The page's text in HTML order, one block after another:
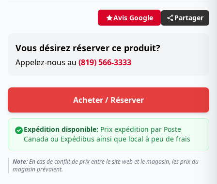
Avis Google Partager
Vous désirez réserver ce produit?
Appelez-nous au (819) 566-3333
Acheter / Réserver
Expédition disponible: Prix expédition par Poste
Canada ou Expédibus ainsi que local à peu de frais
Note:En cas de conflit de prix entre le site web et le magasin, les prix du
magasin prévalent.